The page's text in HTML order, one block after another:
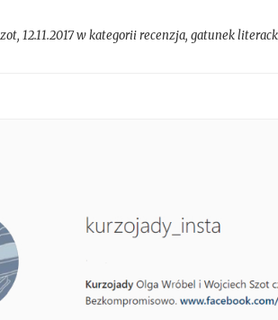
, 12.11.2017 w kategoriirecenzja, gatunek